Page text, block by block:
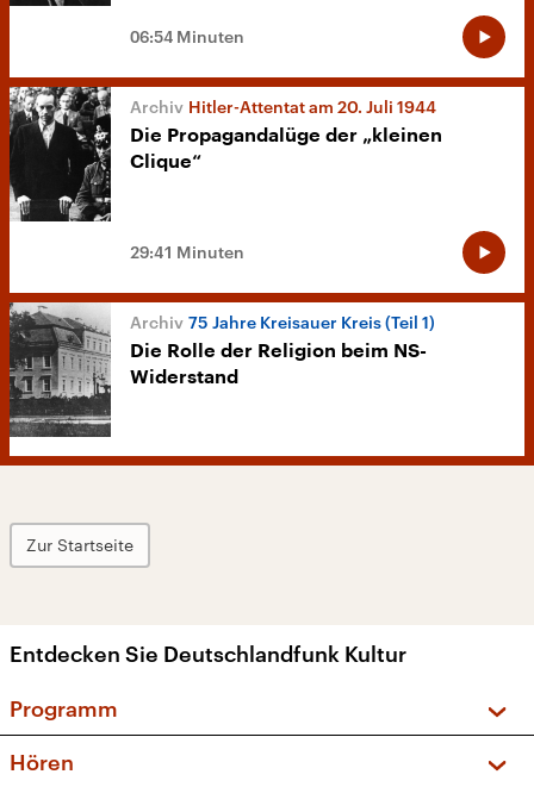
06:54 Minuten
Hitler-Attentat am 20. Juli 1944
Die Propagandalüge der „kleinen
Clique“
29:41 Minuten
75 Jahre Kreisauer Kreis (Teil 1)
Die Rolle der Religion beim NS-
Widerstand
Zur Startseite
Entdecken Sie Deutschlandfunk Kultur
Programm
Hören